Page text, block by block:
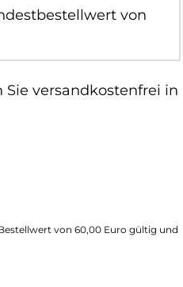
von
Sie versandkostenfrei in
von 60,00 Euro gültig und